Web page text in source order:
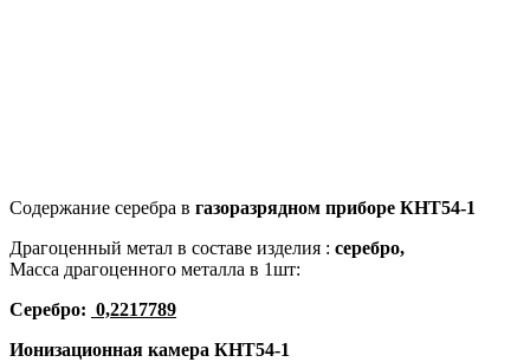
Содержание серебра в газоразрядном приборе КНT54-1
Драгоценный метал в составе изделия : серебро,
Масса драгоценного металла в 1шт:
Серебро: 0,2217789
Ионизационная камера КНT54-1